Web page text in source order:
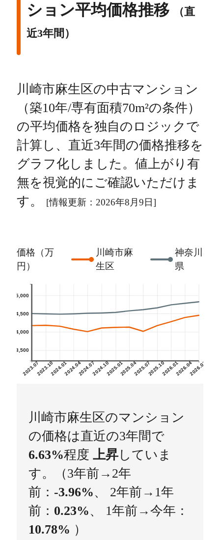
ション平均価格推移
（直
近3年間）
川崎市麻生区の中古マンション
（築10年/専有面積70m²の条件）
の平均価格を独自のロジックで
計算し、直近3年間の価格推移を
グラフ化しました。値上がり有
無を視覚的にご確認いただけま
す。
[情報更新：2026年8月9日]
価格（万
円）
川崎市麻
生区
神奈川
県
2023.072023.102024.012024.042024.072024.102025.012025.042025.072025.102026.012026.042026.07
3,500
4,000
4,500
5,000
川崎市麻生区のマンション
の価格は直近の3年間で
6.63%程度 上昇していま
す。（3年前→2年
前： -3.96%、 2年前→1年
前： 0.23%、 1年前→今年：
10.78% ）